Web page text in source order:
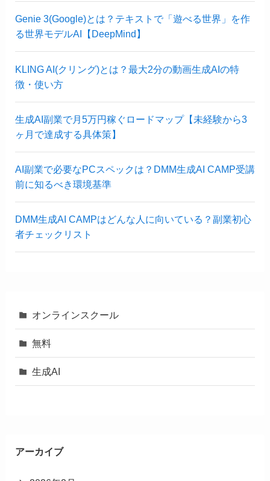
Genie 3(Google)とは？テキストで「遊べる世界」を作
る世界モデルAI【DeepMind】
KLING AI(クリング)とは？最大2分の動画生成AIの特
徴・使い方
生成AI副業で月5万円稼ぐロードマップ【未経験から3
ヶ月で達成する具体策】
AI副業で必要なPCスペックは？DMM生成AI CAMP受講
前に知るべき環境基準
DMM生成AI CAMPはどんな人に向いている？副業初心
者チェックリスト
オンラインスクール
無料
生成AI
アーカイブ